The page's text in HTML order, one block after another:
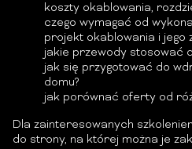
koszty okablowania,
czego wymagać od
projekt okablowania i jego
jakie przewody stosować
jak się przygotować do
domu?
jak porównać oferty od
Dla zainteresowanych
do strony, na której można je